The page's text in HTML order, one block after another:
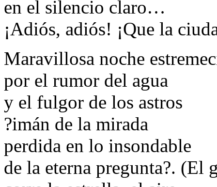
en el silencio claro…
¡Adiós, adiós! ¡Que la
Maravillosa noche
por el rumor del agua
y el fulgor de los astros
?imán de la mirada
perdida en lo insondable
de la eterna pregunta?. (El